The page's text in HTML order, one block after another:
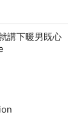
講下暖男既心